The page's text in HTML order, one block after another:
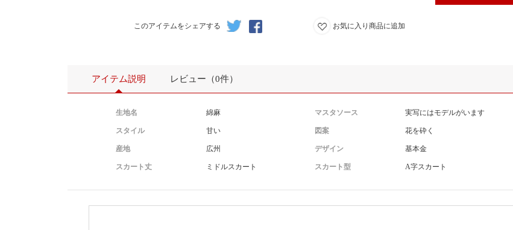
このアイテムをシェアする お気に入り商品に追加
アイテム説明 レビュー（0件）
生地名 綿麻 マスタソース 実写にはモデルがいます
スタイル 甘い 図案 花を砕く
産地 広州 デザイン 基本金
スカート丈 ミドルスカート スカート型 A字スカート